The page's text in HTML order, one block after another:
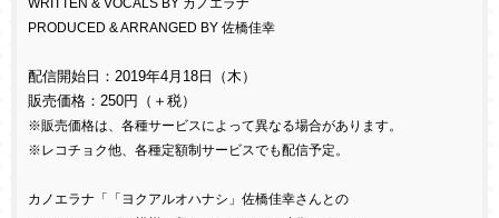
WRITTEN & VOCALS BY カノエラナ
PRODUCED & ARRANGED BY 佐橋佳幸
配信開始日：2019年4月18日（木）
販売価格：250円（＋税）
※販売価格は、各種サービスによって異なる場合があります。
※レコチョク他、各種定額制サービスでも配信予定。
カノエラナ「「ヨクアルオハナシ」佐橋佳幸さんとの